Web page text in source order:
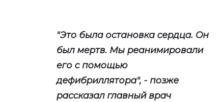
"Это была остановка сердца. Он
был мертв. Мы реанимировали
его с помощью
дефибриллятора", - позже
рассказал главный врач